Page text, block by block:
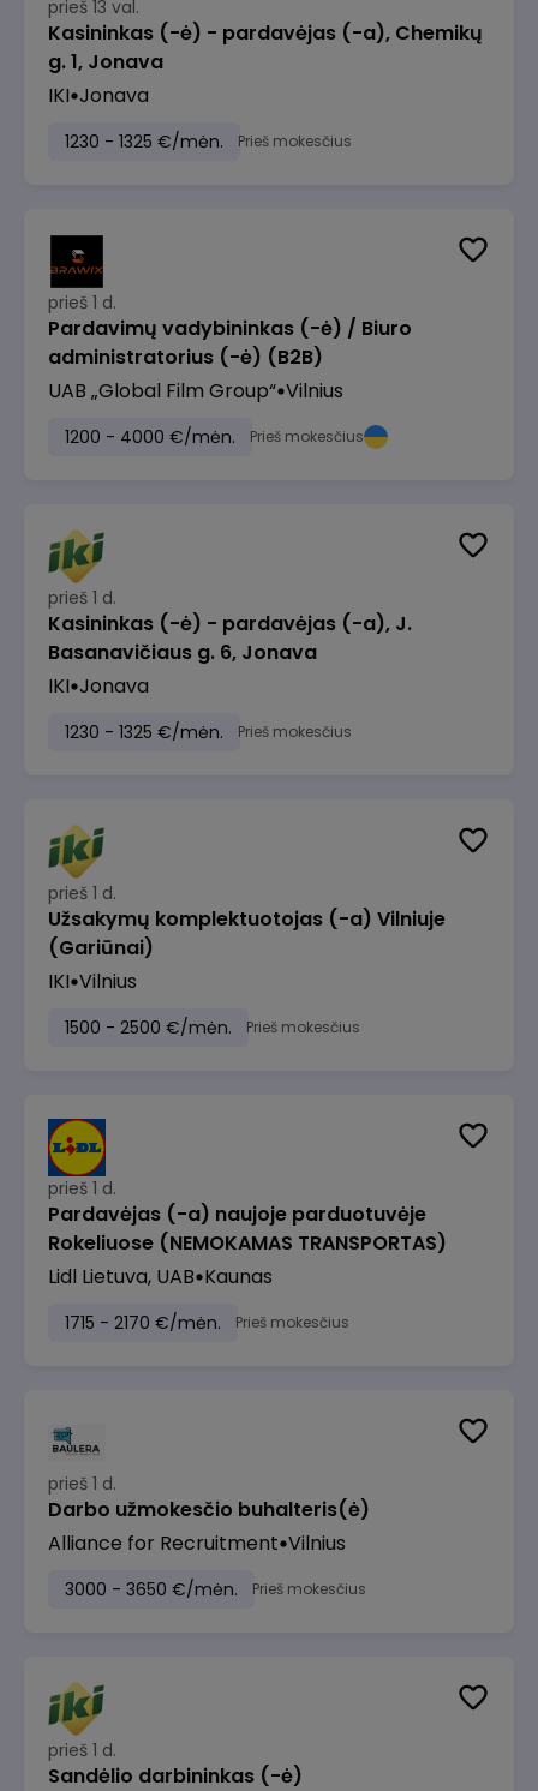
prieš 13 val.
Kasininkas (-ė) - pardavėjas (-a), Chemikų
g. 1, Jonava
IKI Jonava
1230 - 1325 €/mėn. Prieš mokesčius
prieš 1 d.
Pardavimų vadybininkas (-ė) / Biuro
administratorius (-ė) (B2B)
UAB „Global Film Group“ Vilnius
1200 - 4000 €/mėn. Prieš mokesčius
prieš 1 d.
Kasininkas (-ė) - pardavėjas (-a), J.
Basanavičiaus g. 6, Jonava
IKI Jonava
1230 - 1325 €/mėn. Prieš mokesčius
prieš 1 d.
Užsakymų komplektuotojas (-a) Vilniuje
(Gariūnai)
IKI Vilnius
1500 - 2500 €/mėn. Prieš mokesčius
prieš 1 d.
Pardavėjas (-a) naujoje parduotuvėje
Rokeliuose (NEMOKAMAS TRANSPORTAS)
Lidl Lietuva, UAB Kaunas
1715 - 2170 €/mėn. Prieš mokesčius
prieš 1 d.
Darbo užmokesčio buhalteris(ė)
Alliance for Recruitment Vilnius
3000 - 3650 €/mėn. Prieš mokesčius
prieš 1 d.
Sandėlio darbininkas (-ė)